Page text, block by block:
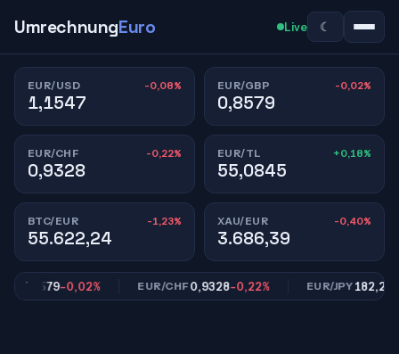
UmrechnungEuro Live ☾
EUR/USD -0,08%
1,1547
EUR/GBP -0,02%
0,8579
EUR/CHF -0,22%
0,9328
EUR/TL +0,18%
55,0845
BTC/EUR -1,23%
55.622,24
XAU/EUR -0,40%
3.686,39
0,8579-0,02% EUR/CHF0,9328-0,22% EUR/JPY182,20-